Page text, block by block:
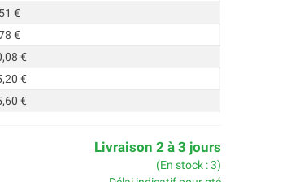
€
€
€
€
€
Livraison 2 à 3 jours
(En stock : 3)